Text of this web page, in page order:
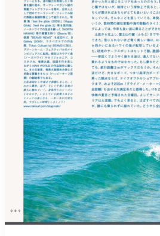
の
適
正
浮
力
の
ア
イ
ロ
ニ
ー
（コ
ロ
ナ
禍
中